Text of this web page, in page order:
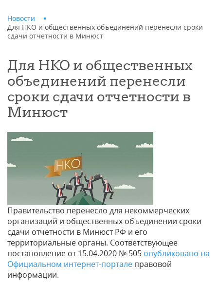
Новости
Для НКО и общественных объединений перенесли сроки
сдачи отчетности в Минюст
Для НКО и общественных
объединений перенесли
сроки сдачи отчетности в
Минюст
Правительство перенесло для некоммерческих
организаций и общественных объединении сроки
сдачи отчетности в Минюст РФ и его
территориальные органы. Соответствующее
постановление от 15.04.2020 № 505 опубликовано на
Официальном интернет-портале правовой
информации.